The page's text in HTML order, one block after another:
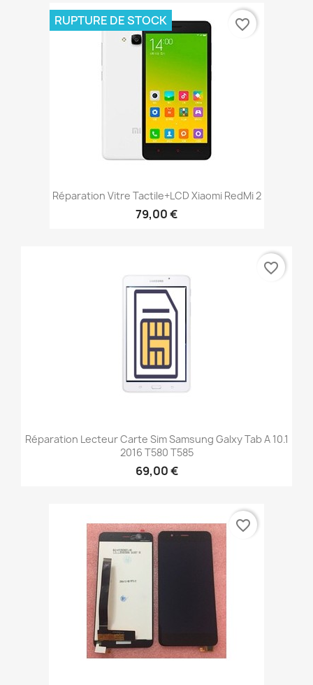
Réparation Vitre Tactile+LCD Xiaomi RedMi 2
79,00 €
RUPTURE DE STOCK favorite_border
Réparation Lecteur Carte Sim Samsung Galxy Tab A 10.1
2016 T580 T585
69,00 €
favorite_border
favorite_border